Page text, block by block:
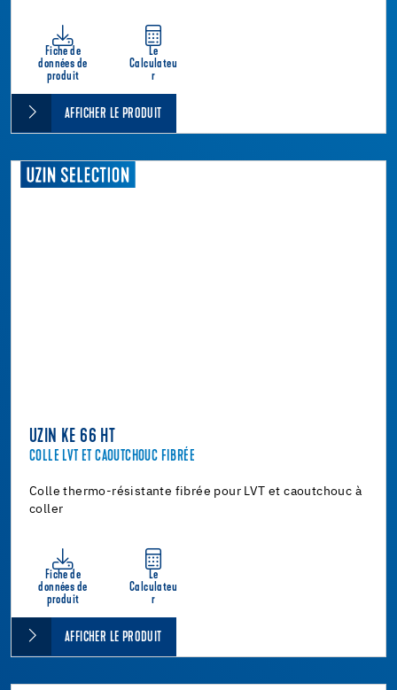
Fiche de
données de
produit
Le
Calculateu
r
AFFICHER LE PRODUIT
UZIN KE 66 HT
COLLE LVT ET CAOUTCHOUC FIBRÉE
Colle thermo-résistante fibrée pour LVT et caoutchouc à
coller
Fiche de
données de
produit
Le
Calculateu
r
AFFICHER LE PRODUIT